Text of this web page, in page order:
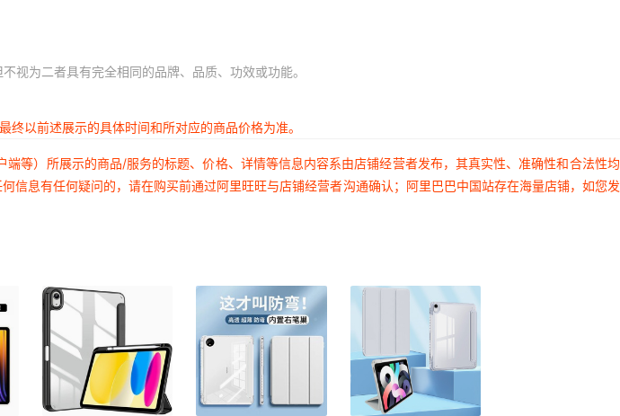
视为二者具有完全相同的品牌、品质、功效或功能。
以前述展示的具体时间和所对应的商品价格为准。
等）所展示的商品/服务的标题、价格、详情等信息内容系由店铺经营者发布，其真实性、准确性和合法性
息有任何疑问的，请在购买前通过阿里旺旺与店铺经营者沟通确认；阿里巴巴中国站存在海量店铺，如您